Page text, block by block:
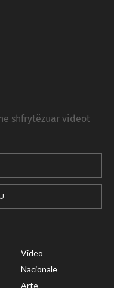
shfrytëzuar videot
Video
Nacionale
Arte